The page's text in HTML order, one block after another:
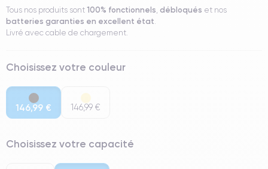
Tous nos produits sont 100% fonctionnels, débloqués et nos
batteries garanties en excellent état.
Livré avec cable de chargement.
Choisissez votre couleur
146,99 € 146,99 €
Choisissez votre capacité